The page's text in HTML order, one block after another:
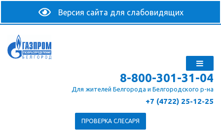
8-800-301-31-04
Для жителей Белгорода и Белгородского р-на
+7 (4722) 25-12-25
ПРОВЕРКА СЛЕСАРЯ